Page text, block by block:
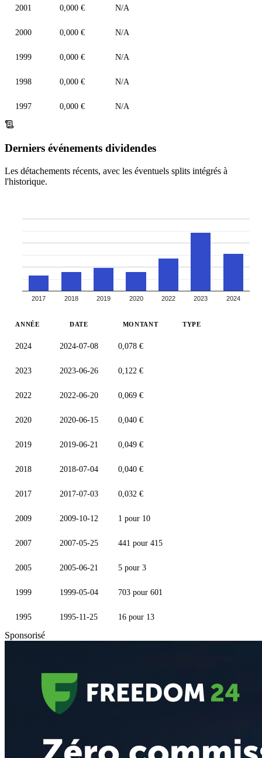
2001 0,000 € N/A
2000 0,000 € N/A
1999 0,000 € N/A
1998 0,000 € N/A
1997 0,000 € N/A
Derniers événements dividendes
Les détachements récents, avec les éventuels splits intégrés à
l'historique.
2017 2018 2019 2020 2022 2023 2024
ANNÉE DATE MONTANT TYPE
2024 2024-07-08 0,078 €
2023 2023-06-26 0,122 €
2022 2022-06-20 0,069 €
2020 2020-06-15 0,040 €
2019 2019-06-21 0,049 €
2018 2018-07-04 0,040 €
2017 2017-07-03 0,032 €
2009 2009-10-12 1 pour 10
2007 2007-05-25 441 pour 415
2005 2005-06-21 5 pour 3
1999 1999-05-04 703 pour 601
1995 1995-11-25 16 pour 13
Sponsorisé